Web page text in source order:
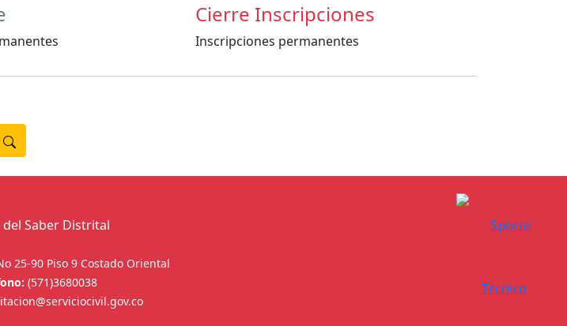
Cierre Inscripciones
Inscripciones permanentes
25-90 Piso 9 Costado Oriental
(571)3680038